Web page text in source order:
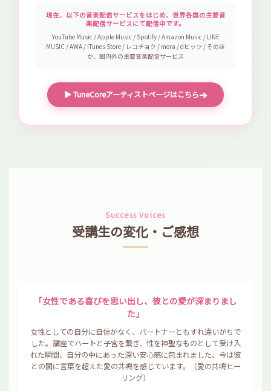
現在、以下の音楽配信サービスをはじめ、世界各国の主要音
楽配信サービスにて配信中です。
YouTube Music / Apple Music / Spotify / Amazon Music / LINE
MUSIC / AWA / iTunes Store / レコチョク / mora / dヒッツ / そのほ
か、国内外の主要音楽配信サービス
▶ TuneCoreアーティストページはこちら➔
Success Voices
受講生の変化・ご感想
「女性である喜びを思い出し、彼との愛が深まりまし
た」
女性としての自分に自信がなく、パートナーともすれ違いがちで
した。講座でハートと子宮を繋ぎ、性を神聖なものとして受け入
れた瞬間、自分の中にあった深い安心感に包まれました。今は彼
との間に言葉を超えた愛の共鳴を感じています。（愛の共鳴ヒー
リング）